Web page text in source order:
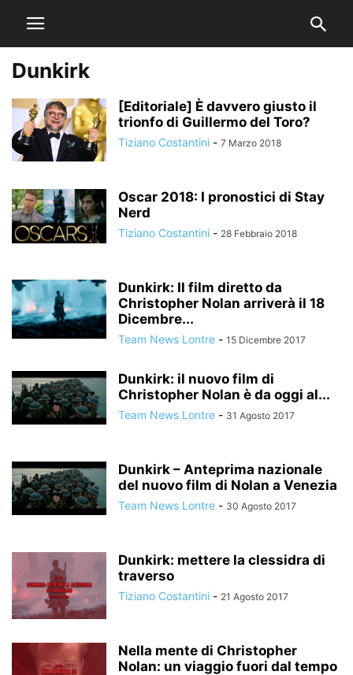
Dunkirk
[Editoriale] È davvero giusto il
trionfo di Guillermo del Toro?
Tiziano Costantini - 7 Marzo 2018
Oscar 2018: I pronostici di Stay
Nerd
Tiziano Costantini - 28 Febbraio 2018
Dunkirk: Il film diretto da
Christopher Nolan arriverà il 18
Dicembre...
Team News Lontre - 15 Dicembre 2017
Dunkirk: il nuovo film di
Christopher Nolan è da oggi al...
Team News Lontre - 31 Agosto 2017
Dunkirk – Anteprima nazionale
del nuovo film di Nolan a Venezia
Team News Lontre - 30 Agosto 2017
Dunkirk: mettere la clessidra di
traverso
Tiziano Costantini - 21 Agosto 2017
Nella mente di Christopher
Nolan: un viaggio fuori dal tempo